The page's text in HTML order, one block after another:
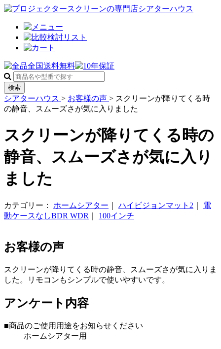
検索
シアターハウス > お客様の声 > スクリーンが降りてくる時
の静音、スムーズさが気に入りました
スクリーンが降りてくる時の
静音、スムーズさが気に入り
ました
カテゴリー： ホームシアター ハイビジョンマット2
電
動ケースなしBDR WDR
100インチ
お客様の声
スクリーンが降りてくる時の静音、スムーズさが気に入りま
した。リモコンもシンプルで使いやすいです。
アンケート内容
■商品のご使用用途をお知らせください
ホームシアター用